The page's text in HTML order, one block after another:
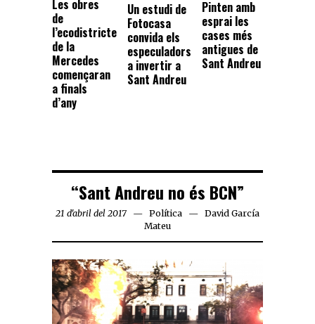
Les obres
de
l’ecodistricte
de la
Mercedes
començaran
a finals
d’any
Un estudi de
Fotocasa
convida els
especuladors
a invertir a
Sant Andreu
Pinten amb
esprai les
cases més
antigues de
Sant Andreu
“Sant Andreu no és BCN”
21 d'abril del 2017 Política
David García
Mateu